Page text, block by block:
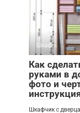
Шкафы
Как
руками в
фото и
Шкафчик с